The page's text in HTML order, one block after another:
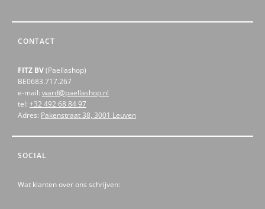
CONTACT
FITZ BV(Paellashop)
BE0683.717.267
e-mail: ward@paellashop.nl
tel: +32 492 68 84 97
Adres: Pakenstraat 38, 3001 Leuven
SOCIAL
Wat klanten over ons schrijven: